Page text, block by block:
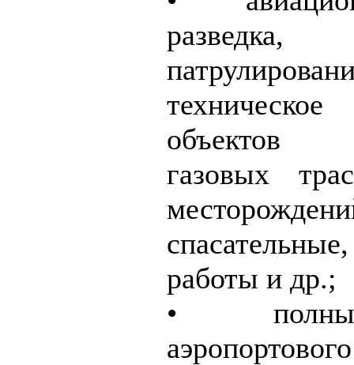
объектов
газовых
работы и др.;
•